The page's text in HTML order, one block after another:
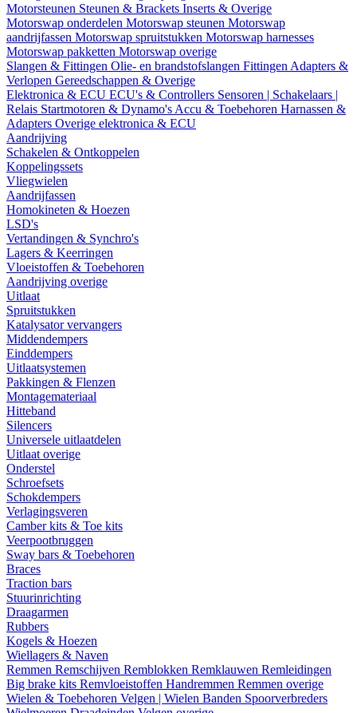
Motorsteunen Steunen & Brackets Inserts & Overige
Motorswap onderdelen Motorswap steunen Motorswap
aandrijfassen Motorswap spruitstukken Motorswap harnesses
Motorswap pakketten Motorswap overige
Slangen & Fittingen Olie- en brandstofslangen Fittingen Adapters &
Verlopen Gereedschappen & Overige
Elektronica & ECU ECU's & Controllers Sensoren | Schakelaars |
Relais Startmotoren & Dynamo's Accu & Toebehoren Harnassen &
Adapters Overige elektronica & ECU
Aandrijving
Schakelen & Ontkoppelen
Koppelingssets
Vliegwielen
Aandrijfassen
Homokineten & Hoezen
LSD's
Vertandingen & Synchro's
Lagers & Keerringen
Vloeistoffen & Toebehoren
Aandrijving overige
Uitlaat
Spruitstukken
Katalysator vervangers
Middendempers
Einddempers
Uitlaatsystemen
Pakkingen & Flenzen
Montagemateriaal
Hitteband
Silencers
Universele uitlaatdelen
Uitlaat overige
Onderstel
Schroefsets
Schokdempers
Verlagingsveren
Camber kits & Toe kits
Veerpootbruggen
Sway bars & Toebehoren
Braces
Traction bars
Stuurinrichting
Draagarmen
Rubbers
Kogels & Hoezen
Wiellagers & Naven
Remmen Remschijven Remblokken Remklauwen Remleidingen
Big brake kits Remvloeistoffen Handremmen Remmen overige
Wielen & Toebehoren Velgen | Wielen Banden Spoorverbreders